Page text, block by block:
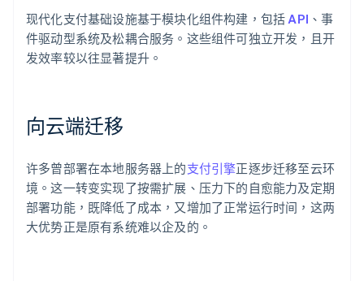
现代化支付基础设施基于模块化组件构建，包括API 、事
件驱动型系统及松耦合服务。这些组件可独立开发，且开
发效率较以往显著提升。
向云端迁移
许多曾部署在本地服务器上的支付引擎正逐步迁移至云环
境。这一转变实现了按需扩展、压力下的自愈能力及定期
部署功能，既降低了成本，又增加了正常运行时间，这两
大优势正是原有系统难以企及的。